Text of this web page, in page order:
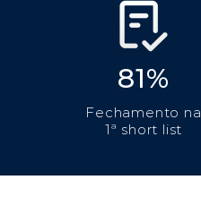
81%
Fechamento na
1ª short list